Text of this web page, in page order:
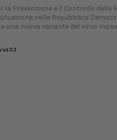
la Prevenzione e il Controllo delle
nella Repubblica
una nuova variante del virus